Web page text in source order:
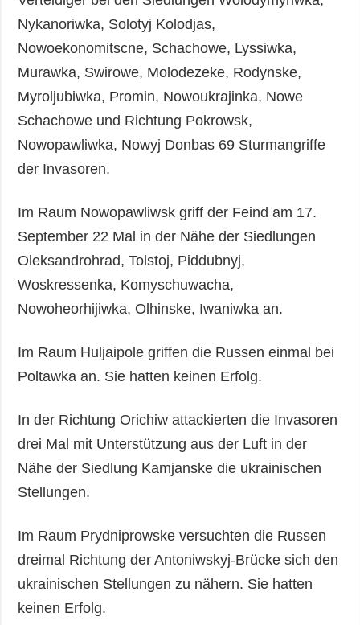
Nykanoriwka, Solotyj Kolodjas,
Nowoekonomitscne, Schachowe, Lyssiwka,
Murawka, Swirowe, Molodezeke, Rodynske,
Myroljubiwka, Promin, Nowoukrajinka, Nowe
Schachowe und Richtung Pokrowsk,
Nowopawliwka, Nowyj Donbas 69 Sturmangriffe
der Invasoren.
Im Raum Nowopawliwsk griff der Feind am 17.
September 22 Mal in der Nähe der Siedlungen
Oleksandrohrad, Tolstoj, Piddubnyj,
Woskressenka, Komyschuwacha,
Nowoheorhijiwka, Olhinske, Iwaniwka an.
Im Raum Huljaipole griffen die Russen einmal bei
Poltawka an. Sie hatten keinen Erfolg.
In der Richtung Orichiw attackierten die Invasoren
drei Mal mit Unterstützung aus der Luft in der
Nähe der Siedlung Kamjanske die ukrainischen
Stellungen.
Im Raum Prydniprowske versuchten die Russen
dreimal Richtung der Antoniwskyj-Brücke sich den
ukrainischen Stellungen zu nähern. Sie hatten
keinen Erfolg.